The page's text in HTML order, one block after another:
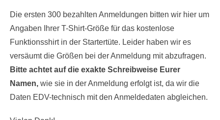
Die ersten 300 bezahlten Anmeldungen bitten wir hier um
Angaben Ihrer T-Shirt-Größe für das kostenlose
Funktionsshirt in der Startertüte. Leider haben wir es
versäumt die Größen bei der Anmeldung mit abzufragen.
Bitte achtet auf die exakte Schreibweise Eurer
Namen, wie sie in der Anmeldung erfolgt ist, da wir die
Daten EDV-technisch mit den Anmeldedaten abgleichen.